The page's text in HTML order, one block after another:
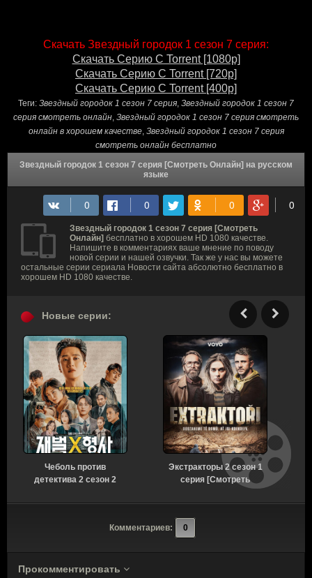
Скачать Звездный городок 1 сезон 7 серия:
Скачать Серию С Torrent [1080p]
Скачать Серию С Torrent [720p]
Скачать Серию С Torrent [400p]
Теги: Звездный городок 1 сезон 7 серия, Звездный городок 1 сезон 7
серия смотреть онлайн, Звездный городок 1 сезон 7 серия смотреть
онлайн в хорошем качестве, Звездный городок 1 сезон 7 серия
смотреть онлайн бесплатно
Звездный городок 1 сезон 7 серия [Смотреть Онлайн] на русском
языке
Звездный городок 1 сезон 7 серия [Смотреть
Онлайн] бесплатно в хорошем HD 1080 качестве.
Напишите в комментариях ваше мнение по поводу
новой серии и нашей озвучки. Так же у нас вы можете
остальные серии сериала Новости сайта абсолютно бесплатно в
хорошем HD 1080 качестве.
Новые серии:
Чеболь против
детектива 2 сезон 2
Онлайн]
Экстракторы 2 сезон 1
серия [Смотреть
Комментариев: 0
Прокомментировать